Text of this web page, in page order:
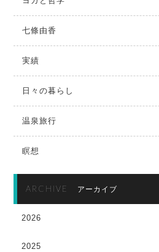
七條由香
実績
日々の暮らし
温泉旅行
瞑想
ARCHIVE アーカイブ
2026
2025